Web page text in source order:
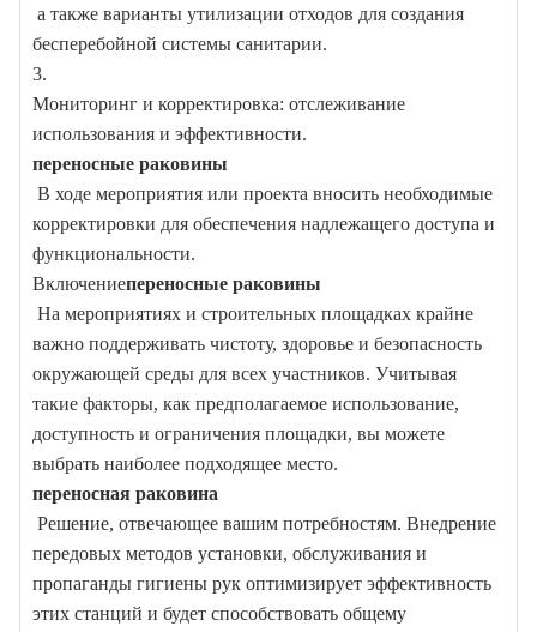
а также варианты утилизации отходов для создания
бесперебойной системы санитарии.
3.
Мониторинг и корректировка: отслеживание
использования и эффективности.
переносные раковины
В ходе мероприятия или проекта вносить необходимые
корректировки для обеспечения надлежащего доступа и
функциональности.
Включениепереносные раковины
На мероприятиях и строительных площадках крайне
важно поддерживать чистоту, здоровье и безопасность
окружающей среды для всех участников. Учитывая
такие факторы, как предполагаемое использование,
доступность и ограничения площадки, вы можете
выбрать наиболее подходящее место.
переносная раковина
Решение, отвечающее вашим потребностям. Внедрение
передовых методов установки, обслуживания и
пропаганды гигиены рук оптимизирует эффективность
этих станций и будет способствовать общему